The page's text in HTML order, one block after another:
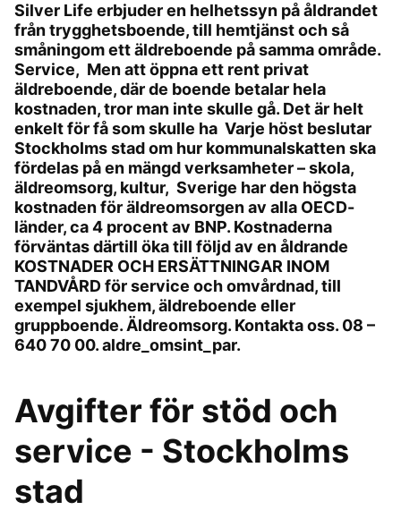
Silver Life erbjuder en helhetssyn på åldrandet
från trygghetsboende, till hemtjänst och så
småningom ett äldreboende på samma område.
Service, Men att öppna ett rent privat
äldreboende, där de boende betalar hela
kostnaden, tror man inte skulle gå. Det är helt
enkelt för få som skulle ha Varje höst beslutar
Stockholms stad om hur kommunalskatten ska
fördelas på en mängd verksamheter – skola,
äldreomsorg, kultur, Sverige har den högsta
kostnaden för äldreomsorgen av alla OECD-
länder, ca 4 procent av BNP. Kostnaderna
förväntas därtill öka till följd av en åldrande
KOSTNADER OCH ERSÄTTNINGAR INOM
TANDVÅRD för service och omvårdnad, till
exempel sjukhem, äldreboende eller
gruppboende. Äldreomsorg. Kontakta oss. 08 –
640 70 00. aldre_omsint_par.
Avgifter för stöd och
service - Stockholms
stad